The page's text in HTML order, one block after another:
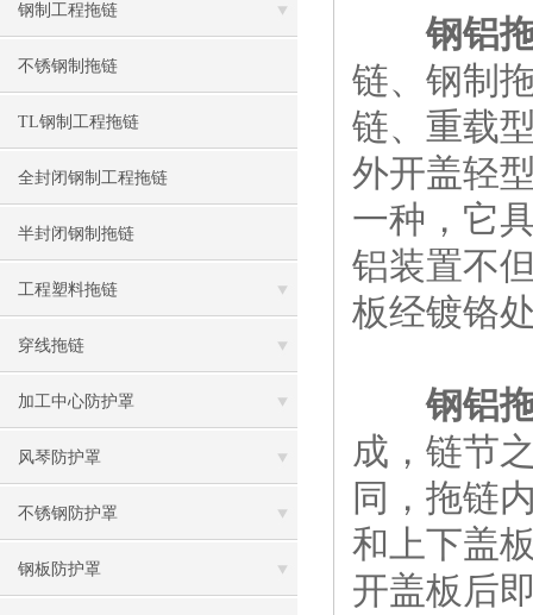
钢制工程拖链
不锈钢制拖链
TL钢制工程拖链
全封闭钢制工程拖链
半封闭钢制拖链
工程塑料拖链
穿线拖链
加工中心防护罩
风琴防护罩
不锈钢防护罩
钢板防护罩
钢铝
链、钢制
链、重载
外开盖轻
一种，它
铝装置不
板经镀铬
钢铝
成，链节
同，拖链
和上下盖
开盖板后